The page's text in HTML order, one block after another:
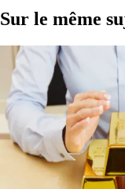
Sur le même